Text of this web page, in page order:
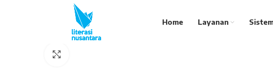
Home Layanan